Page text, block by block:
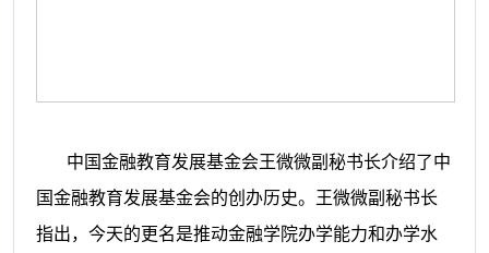
中国金融教育发展基金会王微微副秘书长介绍了中
国金融教育发展基金会的创办历史。王微微副秘书长
指出，今天的更名是推动金融学院办学能力和办学水